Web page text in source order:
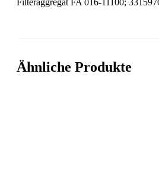
Ähnliche Produkte